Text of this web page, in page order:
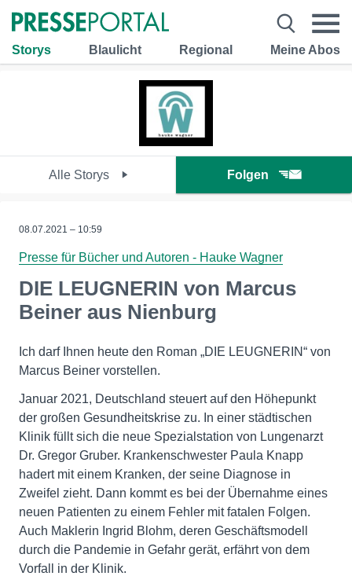
Storys Blaulicht Regional Meine Abos
Alle Storys Folgen
08.07.2021 – 10:59
Presse für Bücher und Autoren - Hauke Wagner
DIE LEUGNERIN von Marcus
Beiner aus Nienburg
Ich darf Ihnen heute den Roman „DIE LEUGNERIN“ von
Marcus Beiner vorstellen.
Januar 2021, Deutschland steuert auf den Höhepunkt
der großen Gesundheitskrise zu. In einer städtischen
Klinik füllt sich die neue Spezialstation von Lungenarzt
Dr. Gregor Gruber. Krankenschwester Paula Knapp
hadert mit einem Kranken, der seine Diagnose in
Zweifel zieht. Dann kommt es bei der Übernahme eines
neuen Patienten zu einem Fehler mit fatalen Folgen.
Auch Maklerin Ingrid Blohm, deren Geschäftsmodell
durch die Pandemie in Gefahr gerät, erfährt von dem
Vorfall in der Klinik.